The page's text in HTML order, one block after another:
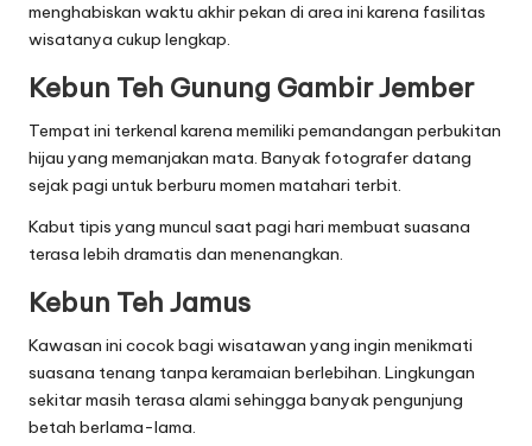
menghabiskan waktu akhir pekan di area ini karena fasilitas
wisatanya cukup lengkap.
Kebun Teh Gunung Gambir Jember
Tempat ini terkenal karena memiliki pemandangan perbukitan
hijau yang memanjakan mata. Banyak fotografer datang
sejak pagi untuk berburu momen matahari terbit.
Kabut tipis yang muncul saat pagi hari membuat suasana
terasa lebih dramatis dan menenangkan.
Kebun Teh Jamus
Kawasan ini cocok bagi wisatawan yang ingin menikmati
suasana tenang tanpa keramaian berlebihan. Lingkungan
sekitar masih terasa alami sehingga banyak pengunjung
betah berlama-lama.